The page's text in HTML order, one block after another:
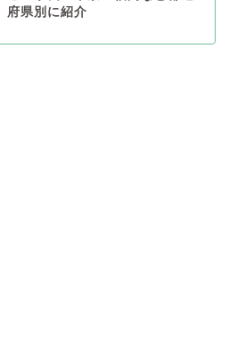
府県別に紹介